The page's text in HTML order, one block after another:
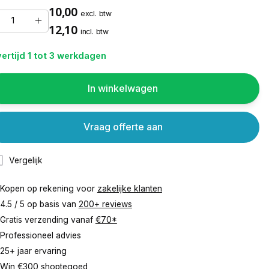
10,00 excl. btw
12,10 incl. btw
1 tot 3 werkdagen
In winkelwagen
Vergelijk
Vraag offerte aan
Kopen op rekening voor zakelijke klanten
4.5 / 5 op basis van 200+ reviews
Gratis verzending vanaf €70*
Professioneel advies
25+ jaar ervaring
Win €300 shoptegoed